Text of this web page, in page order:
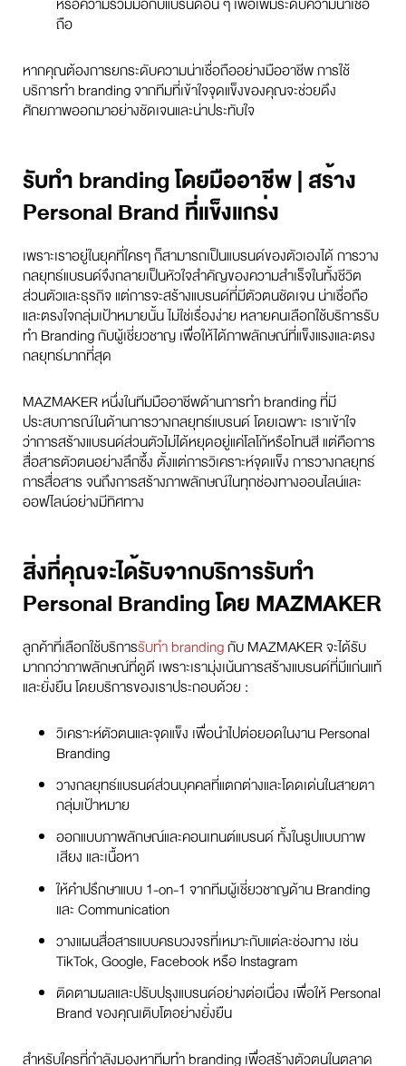
ถือ
หากคุณต้องการยกระดับความน่าเชื่อถืออย่างมืออาชีพ การใช้
บริการทำ branding จากทีมที่เข้าใจจุดแข็งของคุณจะช่วยดึง
ศักยภาพออกมาอย่างชัดเจนและน่าประทับใจ
รับทำ branding โดยมืออาชีพ | สร้าง
Personal Brand ที่แข็งแกร่ง
เพราะเราอยู่ในยุคที่ใครๆ ก็สามารถเป็นแบรนด์ของตัวเองได้ การวาง
กลยุทธ์แบรนด์จึงกลายเป็นหัวใจสำคัญของความสำเร็จในทั้งชีวิต
ส่วนตัวและธุรกิจ แต่การจะสร้างแบรนด์ที่มีตัวตนชัดเจน น่าเชื่อถือ
และตรงใจกลุ่มเป้าหมายนั้น ไม่ใช่เรื่องง่าย หลายคนเลือกใช้บริการรับ
ทำ Branding กับผู้เชี่ยวชาญ เพื่อให้ได้ภาพลักษณ์ที่แข็งแรงและตรง
กลยุทธ์มากที่สุด
MAZMAKER หนึ่งในทีมมืออาชีพด้านการทำ branding ที่มี
ประสบการณ์ในด้านการวางกลยุทธ์แบรนด์ โดยเฉพาะ เราเข้าใจ
ว่าการสร้างแบรนด์ส่วนตัวไม่ได้หยุดอยู่แค่โลโก้หรือโทนสี แต่คือการ
สื่อสารตัวตนอย่างลึกซึ้ง ตั้งแต่การวิเคราะห์จุดแข็ง การวางกลยุทธ์
การสื่อสาร จนถึงการสร้างภาพลักษณ์ในทุกช่องทางออนไลน์และ
ออฟไลน์อย่างมีทิศทาง
สิ่งที่คุณจะได้รับจากบริการรับทำ
Personal Branding โดย MAZMAKER
ลูกค้าที่เลือกใช้บริการรับทำ brandingกับ MAZMAKER จะได้รับ
มากกว่าภาพลักษณ์ที่ดูดี เพราะเรามุ่งเน้นการสร้างแบรนด์ที่มีแก่นแท้
และยั่งยืน โดยบริการของเราประกอบด้วย :
วิเคราะห์ตัวตนและจุดแข็ง เพื่อนำไปต่อยอดในงาน Personal
Branding
วางกลยุทธ์แบรนด์ส่วนบุคคลที่แตกต่างและโดดเด่นในสายตา
กลุ่มเป้าหมาย
ออกแบบภาพลักษณ์และคอนเทนต์แบรนด์ ทั้งในรูปแบบภาพ
เสียง และเนื้อหา
ให้คำปรึกษาแบบ 1-on-1 จากทีมผู้เชี่ยวชาญด้าน Branding
และ Communication
วางแผนสื่อสารแบบครบวงจรที่เหมาะกับแต่ละช่องทาง เช่น
TikTok, Google, Facebook หรือ Instagram
ติดตามผลและปรับปรุงแบรนด์อย่างต่อเนื่อง เพื่อให้ Personal
Brand ของคุณเติบโตอย่างยั่งยืน
สำหรับใครที่กำลังมองหาทีมทำ branding เพื่อสร้างตัวตนในตลาด